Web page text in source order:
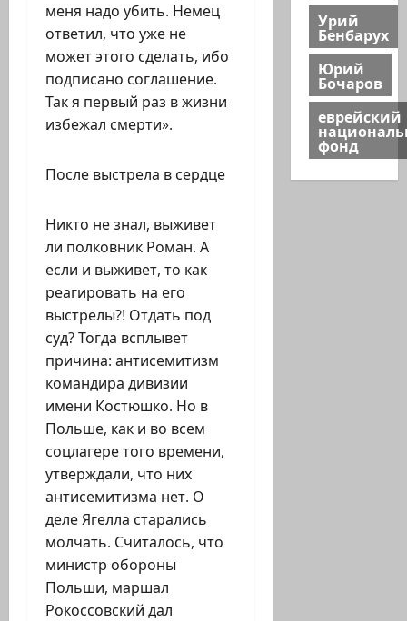
меня надо убить. Немец
ответил, что уже не
может этого сделать, ибо
подписано соглашение.
Так я первый раз в жизни
избежал смерти».
После выстрела в сердце
Никто не знал, выживет
ли полковник Роман. А
если и выживет, то как
реагировать на его
выстрелы?! Отдать под
суд? Тогда всплывет
причина: антисемитизм
командира дивизии
имени Костюшко. Но в
Польше, как и во всем
соцлагере того времени,
утверждали, что них
антисемитизма нет. О
деле Ягелла старались
молчать. Считалось, что
министр обороны
Польши, маршал
Рокоссовский дал
Урий
Бенбарух
Юрий
Бочаров
еврейский
фонд